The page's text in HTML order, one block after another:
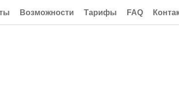
Возможности Тарифы FAQ